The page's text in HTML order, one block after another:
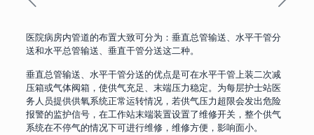
医院病房内管道的布置大致可分为：垂直总管输送、水平干管分
送和水平总管输送、垂直干管分送这二种。
垂直总管输送、水平干管分送的优点是可在水平干管上装二次减
压箱或气体阀箱，使供气充足、末端压力稳定。为每层护士站医
务人员提供供氧系统正常运转情况，若供气压力超限会发出危险
报警的监护信号，在工作站末端装置设置了维修开关，整个供气
系统在不停气的情况下可进行维修，维修方便，影响面小。